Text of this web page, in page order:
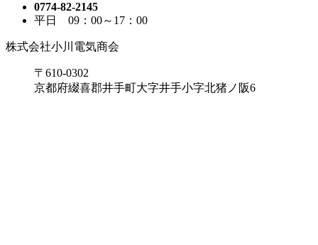
0774-82-2145
平日 09：00～17：00
株式会社小川電気商会
〒610-0302
京都府綴喜郡井手町大字井手小字北猪ノ阪6